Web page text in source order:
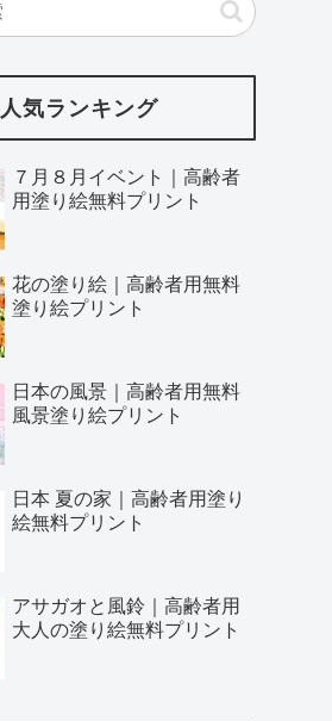
気ランキング
７月８月イベント｜高齢者
用塗り絵無料プリント
花の塗り絵｜高齢者用無料
塗り絵プリント
日本の風景｜高齢者用無料
風景塗り絵プリント
日本 夏の家｜高齢者用塗り
絵無料プリント
アサガオと風鈴｜高齢者用
大人の塗り絵無料プリント